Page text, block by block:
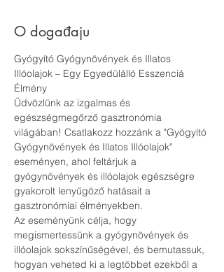
O događaju
Gyógyító Gyógynövények és Illatos
Illóolajok – Egy Egyedülálló Esszenciá
Élmény
Üdvözlünk az izgalmas és
egészségmegőrző gasztronómia
világában! Csatlakozz hozzánk a "Gyógyító
Gyógynövények és Illatos Illóolajok"
eseményen, ahol feltárjuk a
gyógynövények és illóolajok egészségre
gyakorolt lenyűgöző hatásait a
gasztronómiai élményekben.
Az eseményünk célja, hogy
megismertessünk a gyógynövények és
illóolajok sokszínűségével, és bemutassuk,
hogyan veheted ki a legtöbbet ezekből a